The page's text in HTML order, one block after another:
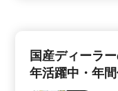
用・労災・健康・
額支給で、賞与も
も歓迎です。給与
ての経験を活かし
国産ディーラ
年活躍中・年